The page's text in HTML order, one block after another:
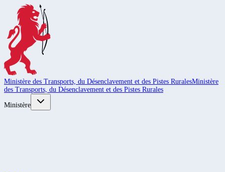
Ministère des Transports, du Désenclavement et des Pistes RuralesMinistère
des Transports, du Désenclavement et des Pistes Rurales
Ministère